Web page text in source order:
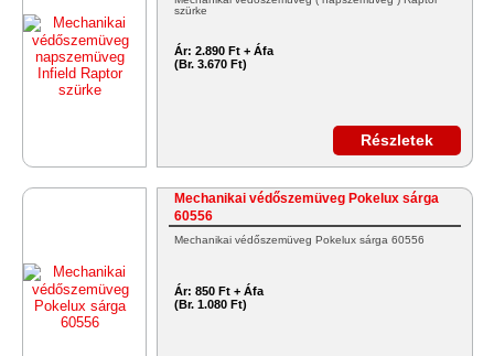
szürke
Ár: 2.890 Ft + Áfa
(Br. 3.670 Ft)
Részletek
Mechanikai védőszemüveg Pokelux sárga
60556
Mechanikai védőszemüveg Pokelux sárga 60556
Ár: 850 Ft + Áfa
(Br. 1.080 Ft)